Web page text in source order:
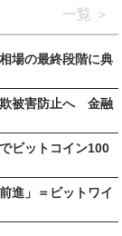
一覧
場の最終段階に典
欺被害防止へ 金融
ビットコイン100
進」＝ビットワイ